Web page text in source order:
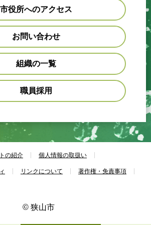
市役所へのアクセス
お問い合わせ
組織の一覧
職員採用
の紹介 個人情報の取扱い
リンクについて 著作権・免責事項
© 狭山市